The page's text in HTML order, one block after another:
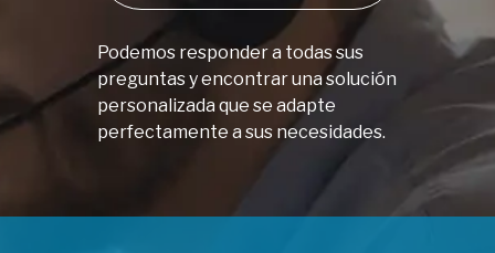
Podemos responder a todas sus
preguntas y encontrar una solución
personalizada que se adapte
perfectamente a sus necesidades.